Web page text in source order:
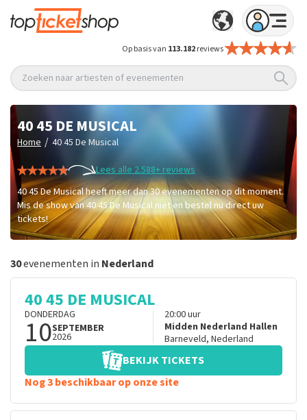
Op basis van 113.182reviews
Zoeken naar artiesten of evenementen
40 45 DE MUSICAL
Home / 40 45 De Musical
Lees alle 2.588+ reviews
40 45 De Musical heeft meer dan 30 evenementen op dit moment.
Mis de show van 40 45 De Musical niet en bestel nu direct uw
tickets!
30evenementen in Nederland
40 45 DE MUSICAL
DONDERDAG
10SEPTEMBER
2026
20:00uur
Midden Nederland Hallen
Barneveld, Nederland
BEKIJK TICKETS
Nog 3 beschikbaar op onze site